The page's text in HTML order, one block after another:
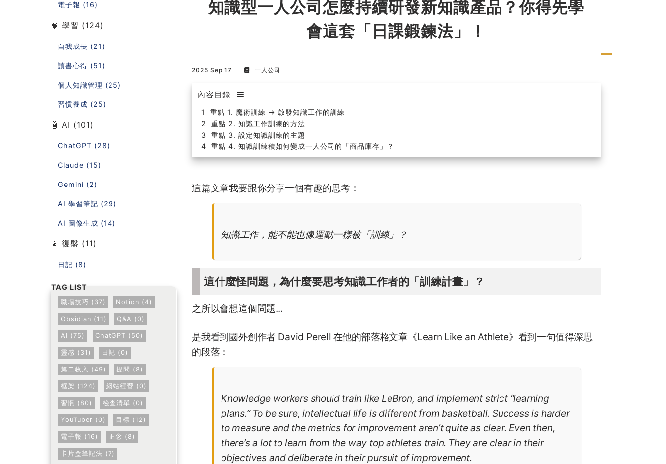
電子報 (16)
🧠 學習 (124)
自我成長 (21)
讀書心得 (51)
個人知識管理 (25)
習慣養成 (25)
🤖 AI (101)
ChatGPT (28)
Claude (15)
Gemini (2)
AI 學習筆記 (29)
AI 圖像生成 (14)
🧘 復盤 (11)
日記 (8)
職場技巧 (37) Notion (4)
Obsidian (11) Q&A (0)
AI (75) ChatGPT (50)
靈感 (31) 日記 (0)
第二收入 (49) 提問 (8)
框架 (124) 網站經營 (0)
習慣 (80) 檢查清單 (0)
YouTuber (0) 目標 (12)
電子報 (16) 正念 (8)
卡片盒筆記法 (7)
知識型一人公司怎麼持續研發新知識產品？你得先學
會這套「日課鍛鍊法」！
2025 Sep 17 一人公司
內容目錄
重點 1. 魔術訓練 → 啟發知識工作的訓練
重點 2. 知識工作訓練的方法
重點 3. 設定知識訓練的主題
重點 4. 知識訓練積如何變成一人公司的「商品庫存」？
這篇文章我要跟你分享一個有趣的思考：
知識工作，能不能也像運動一樣被「訓練」？
這什麼怪問題，為什麼要思考知識工作者的「訓練計畫」？
之所以會想這個問題...
是我看到國外創作者 David Perell 在他的部落格文章《Learn Like an Athlete》看到一句值得深思
的段落：
Knowledge workers should train like LeBron, and implement strict “learning
plans.” To be sure, intellectual life is different from basketball. Success is harder
to measure and the metrics for improvement aren’t quite as clear. Even then,
there’s a lot to learn from the way top athletes train. They are clear in their
objectives and deliberate in their pursuit of improvement.